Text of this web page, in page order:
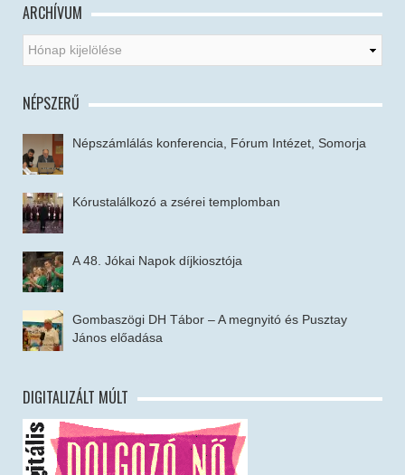
ARCHÍVUM
NÉPSZERŰ
Népszámlálás konferencia, Fórum Intézet, Somorja
Kórustalálkozó a zsérei templomban
A 48. Jókai Napok díjkiosztója
Gombaszögi DH Tábor – A megnyitó és Pusztay
János előadása
DIGITALIZÁLT MÚLT